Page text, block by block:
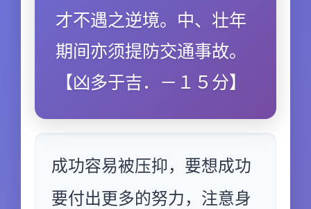
才不遇之逆境。中、壮年
期间亦须提防交通事故。
【凶多于吉．－１５分】
成功容易被压抑，要想成功
要付出更多的努力，注意身